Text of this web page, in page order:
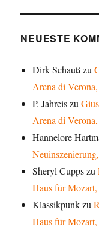
NEUESTE
Dirk Schaußzu
Arena di
P. Jahreiszu
Arena di
Hannelore
Sheryl Cuppszu
Haus für
Klassikpunkzu
Haus für